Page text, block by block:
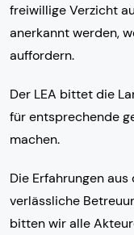
freiwillige Verzicht
anerkannt werden,
auffordern.
Der LEA bittet die
für entsprechende
machen.
Die Erfahrungen
verlässliche
bitten wir alle